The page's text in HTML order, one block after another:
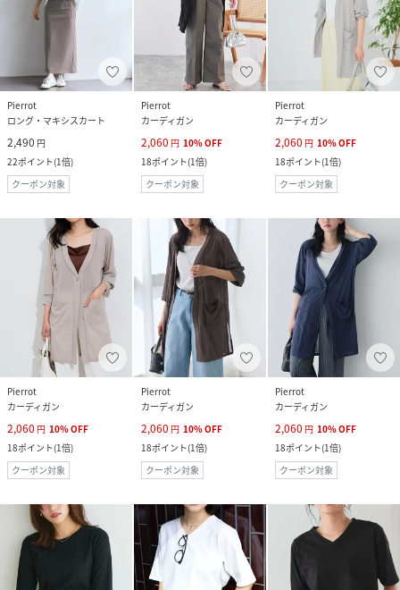
Pierrot
ロング・マキシスカート
2,490 円
22ポイント(1倍)
クーポン対象
Pierrot
カーディガン
2,060 円 10%OFF
18ポイント(1倍)
クーポン対象
Pierrot
カーディガン
2,060 円 10%OFF
18ポイント(1倍)
クーポン対象
Pierrot
カーディガン
2,060 円 10%OFF
18ポイント(1倍)
クーポン対象
Pierrot
カーディガン
2,060 円 10%OFF
18ポイント(1倍)
クーポン対象
Pierrot
カーディガン
2,060 円 10%OFF
18ポイント(1倍)
クーポン対象